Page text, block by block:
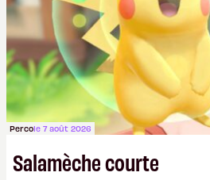
Percole 7 août 2026
Salamèche courte